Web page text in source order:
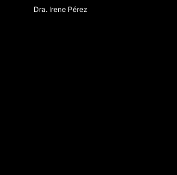
Dra. Irene Pérez